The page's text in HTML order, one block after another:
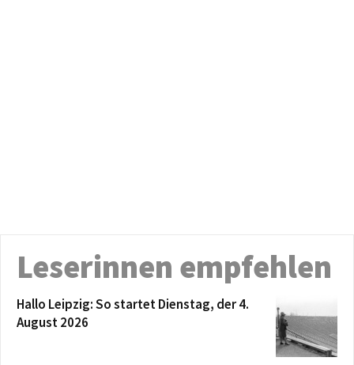
Leserinnen empfehlen
Hallo Leipzig: So startet Dienstag, der 4.
August 2026